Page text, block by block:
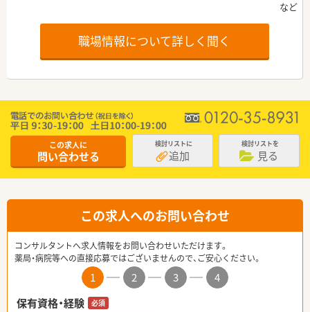
職場情報について詳しく聞く
この求人に
問い合わせる
検討リストに
追加
検討リストを
見る
この求人へのお問い合わせ
コンサルタントへ求人情報をお問い合わせいただけます。
薬局・病院等への直接応募ではございませんので、ご安心ください。
1 2 3
4
保有資格・経験
必須